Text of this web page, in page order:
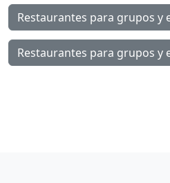
Restaurantes para grupos y
Restaurantes para grupos y